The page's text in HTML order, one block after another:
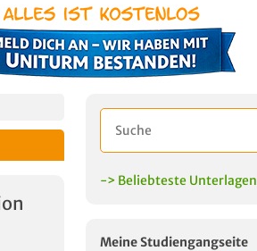
-> Beliebteste Unterlagen
Meine Studiengangseite